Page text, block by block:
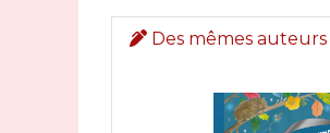
Des mêmes auteurs